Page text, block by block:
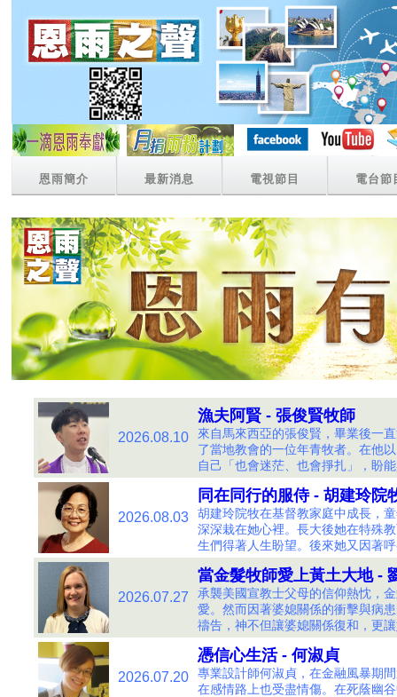
恩雨簡介 最新消息 電視節目 電台節
2026.08.10
漁夫阿賢 - 張俊賢牧師
來自馬來西亞的張俊賢，畢業後一
了當地教會的一位年青牧者。在他
自己「也會迷茫、也會掙扎」，盼
2026.08.03
同在同行的服侍 - 胡建玲院
胡建玲院牧在基督教家庭中成長，
深深栽在她心裡。長大後她在特殊
生們得著人生盼望。後來她又因著
2026.07.27
當金髮牧師愛上黃土大地 -
承襲美國宣教士父母的信仰熱忱，
愛。然而因著婆媳關係的衝擊與病
禱告，神不但讓婆媳關係復和，更
2026.07.20
憑信心生活 - 何淑貞
專業設計師何淑貞，在金融風暴期
在感情路上也受盡情傷。在死蔭幽